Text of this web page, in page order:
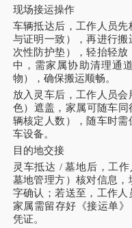
现场接运操作
车辆抵达后，工作人员先
与证明一致），再进行
次性防护垫），轻抬轻
中，需家属协助清理通
物），确保搬运顺畅。
放入灵车后，工作人员
色）遮盖，家属可随车
辆核定人数），随车时需
车设备。
目的地交接
灵车抵达 / 墓地后，工
墓地管理方）核对信息
字确认；若送至，工作人
家属需留存好《接运单
凭证。